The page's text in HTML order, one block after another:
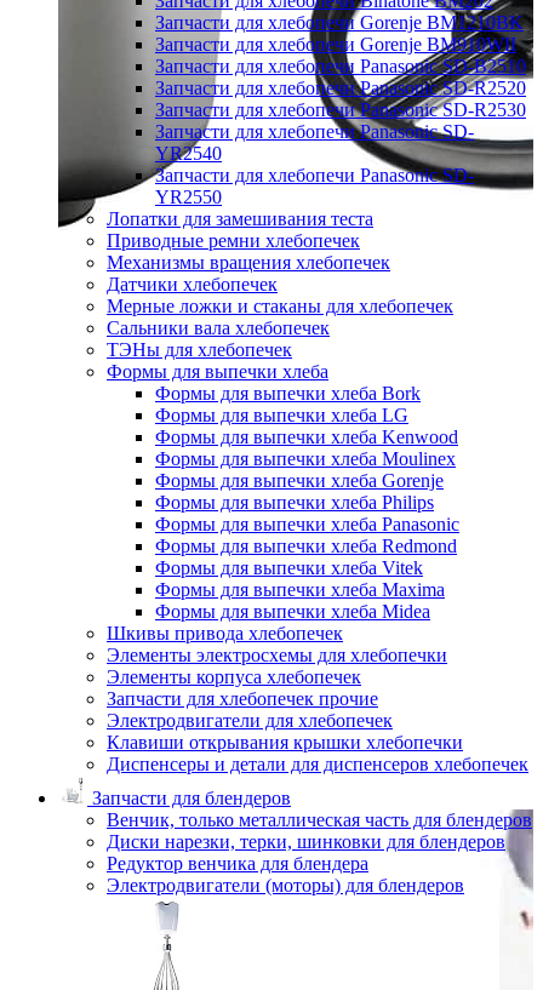
Запчасти для хлебопечи Gorenje BM1210BK
Запчасти для хлебопечи Gorenje BM910WII
Запчасти для хлебопечи Panasonic SD-B2510
Запчасти для хлебопечи Panasonic SD-R2520
Запчасти для хлебопечи Panasonic SD-R2530
Запчасти для хлебопечи Panasonic SD-
YR2540
Запчасти для хлебопечи Panasonic SD-
YR2550
Лопатки для замешивания теста
Приводные ремни хлебопечек
Механизмы вращения хлебопечек
Датчики хлебопечек
Мерные ложки и стаканы для хлебопечек
Сальники вала хлебопечек
ТЭНы для хлебопечек
Формы для выпечки хлеба
Формы для выпечки хлеба Bork
Формы для выпечки хлеба LG
Формы для выпечки хлеба Kenwood
Формы для выпечки хлеба Moulinex
Формы для выпечки хлеба Gorenje
Формы для выпечки хлеба Philips
Формы для выпечки хлеба Panasonic
Формы для выпечки хлеба Redmond
Формы для выпечки хлеба Vitek
Формы для выпечки хлеба Maxima
Формы для выпечки хлеба Midea
Шкивы привода хлебопечек
Элементы электросхемы для хлебопечки
Элементы корпуса хлебопечек
Запчасти для хлебопечек прочие
Электродвигатели для хлебопечек
Клавиши открывания крышки хлебопечки
Диспенсеры и детали для диспенсеров хлебопечек
Запчасти для блендеров
Венчик, только металлическая часть для блендеров
Диски нарезки, терки, шинковки для блендеров
Редуктор венчика для блендера
Электродвигатели (моторы) для блендеров